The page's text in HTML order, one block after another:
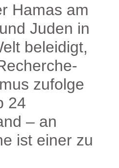
Hamas am
Juden in
beleidigt,
zufolge
24
– an
ist einer zu